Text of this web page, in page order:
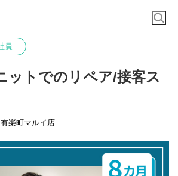
員
ットでのリペア/接客ス
楽町マルイ店